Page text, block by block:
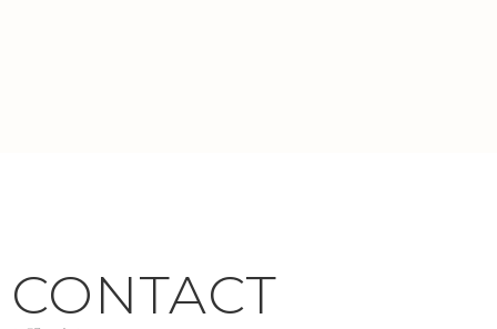
CONTACT